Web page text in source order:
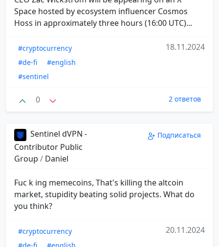
Space hosted by ecosystem influencer Cosmos
Hoss in approximately three hours (16:00 UTC)...
#cryptocurrency
#de-fi
#english
#sentinel
18.11.2024
0 2 ответов
Sentinel dVPN -
Contributor Public
Group / Daniel
Подписаться
Fuc k ing memecoins, That's killing the altcoin
market, stupidity beating solid projects. What do
you think?
#cryptocurrency
#de-fi
#english
20.11.2024